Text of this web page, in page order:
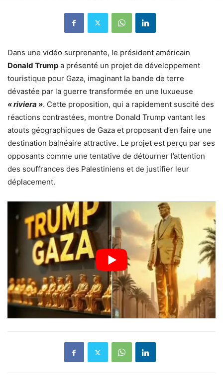
Dans une vidéo surprenante, le président américain
Donald Trump a présenté un projet de développement
touristique pour Gaza, imaginant la bande de terre
dévastée par la guerre transformée en une luxueuse
« riviera ». Cette proposition, qui a rapidement suscité des
réactions contrastées, montre Donald Trump vantant les
atouts géographiques de Gaza et proposant d’en faire une
destination balnéaire attractive. Le projet est perçu par ses
opposants comme une tentative de détourner l’attention
des souffrances des Palestiniens et de justifier leur
déplacement.